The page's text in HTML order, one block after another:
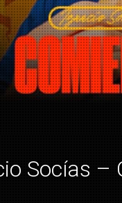
Socías –